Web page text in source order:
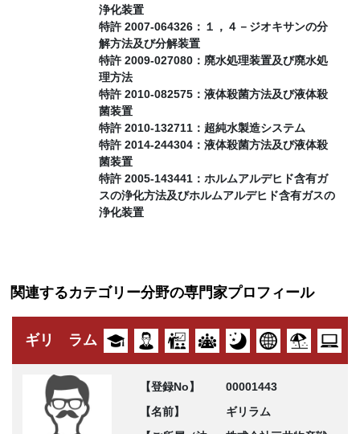
浄化装置
特許 2007-064326：１，４－ジオキサンの分
解方法及び分解装置
特許 2009-027080：廃水処理装置及び廃水処
理方法
特許 2010-082575：液体殺菌方法及び液体殺
菌装置
特許 2010-132711：超純水製造システム
特許 2014-244304：液体殺菌方法及び液体殺
菌装置
特許 2005-143441：ホルムアルデヒド含有ガ
スの浄化方法及びホルムアルデヒド含有ガスの
浄化装置
関連するカテゴリー分野の専門家プロフィール
ギリ ラム
【登録No】
00001443
【名前】
ギリラム